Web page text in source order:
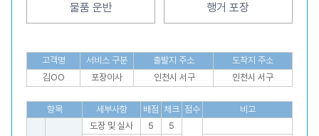
물품 운반 행거 포장
고객명 서비스 구분 출발지 주소
도착지 주소
김OO
포장이사 인천시 서구 인천시 서구
항목 세부사항 배점 체크 점수 비고
도장 및 실사 5 5